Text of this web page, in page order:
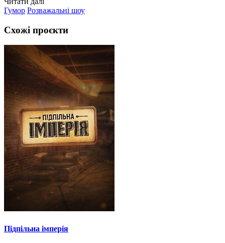
Гумор Розважальні шоу
Схожі проєкти
Підпільна імперія